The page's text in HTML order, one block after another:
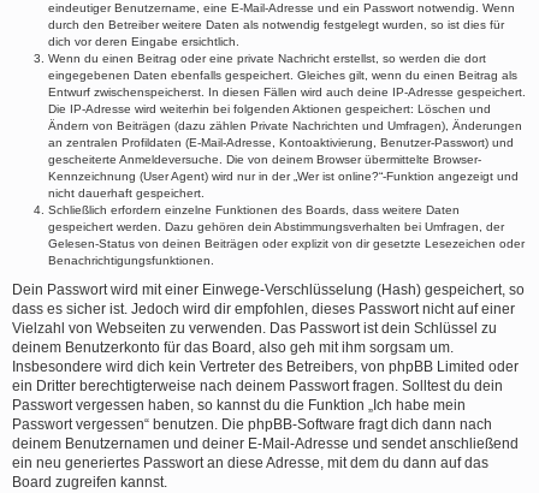
eindeutiger Benutzername, eine E-Mail-Adresse und ein Passwort notwendig. Wenn
durch den Betreiber weitere Daten als notwendig festgelegt wurden, so ist dies für
dich vor deren Eingabe ersichtlich.
Wenn du einen Beitrag oder eine private Nachricht erstellst, so werden die dort
eingegebenen Daten ebenfalls gespeichert. Gleiches gilt, wenn du einen Beitrag als
Entwurf zwischenspeicherst. In diesen Fällen wird auch deine IP-Adresse gespeichert.
Die IP-Adresse wird weiterhin bei folgenden Aktionen gespeichert: Löschen und
Ändern von Beiträgen (dazu zählen Private Nachrichten und Umfragen), Änderungen
an zentralen Profildaten (E-Mail-Adresse, Kontoaktivierung, Benutzer-Passwort) und
gescheiterte Anmeldeversuche. Die von deinem Browser übermittelte Browser-
Kennzeichnung (User Agent) wird nur in der „Wer ist online?“-Funktion angezeigt und
nicht dauerhaft gespeichert.
Schließlich erfordern einzelne Funktionen des Boards, dass weitere Daten
gespeichert werden. Dazu gehören dein Abstimmungsverhalten bei Umfragen, der
Gelesen-Status von deinen Beiträgen oder explizit von dir gesetzte Lesezeichen oder
Benachrichtigungsfunktionen.
Dein Passwort wird mit einer Einwege-Verschlüsselung (Hash) gespeichert, so
dass es sicher ist. Jedoch wird dir empfohlen, dieses Passwort nicht auf einer
Vielzahl von Webseiten zu verwenden. Das Passwort ist dein Schlüssel zu
deinem Benutzerkonto für das Board, also geh mit ihm sorgsam um.
Insbesondere wird dich kein Vertreter des Betreibers, von phpBB Limited oder
ein Dritter berechtigterweise nach deinem Passwort fragen. Solltest du dein
Passwort vergessen haben, so kannst du die Funktion „Ich habe mein
Passwort vergessen“ benutzen. Die phpBB-Software fragt dich dann nach
deinem Benutzernamen und deiner E-Mail-Adresse und sendet anschließend
ein neu generiertes Passwort an diese Adresse, mit dem du dann auf das
Board zugreifen kannst.